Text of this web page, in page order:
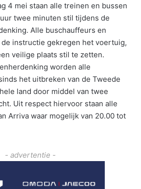
4 mei staan alle treinen en bussen
twee minuten stil tijdens de
Alle buschauffeurs en
instructie gekregen het voertuig,
veilige plaats stil te zetten.
worden alle
het uitbreken van de Tweede
land door middel van twee
Uit respect hiervoor staan alle
Arriva waar mogelijk van 20.00 tot
- advertentie -